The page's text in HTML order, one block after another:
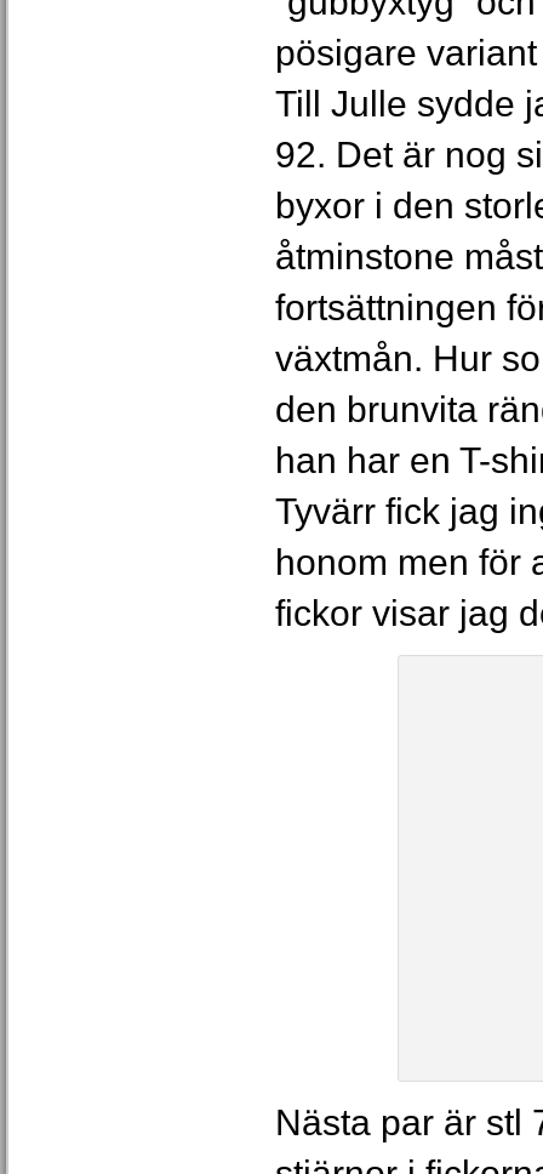
pösigare
Till Julle sydde
92. Det är nog
byxor i den
åtminstone
fortsättningen
växtmån. Hur
den brunvita
han har en T-
Tyvärr fick jag
honom men för
fickor visar jag
Nästa par är stl